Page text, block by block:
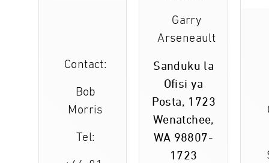
Contact:
Bob
Morris
Tel:
Garry
Arseneault
Sanduku la
Ofisi ya
Posta, 1723
Wenatchee,
WA 98807-
1723